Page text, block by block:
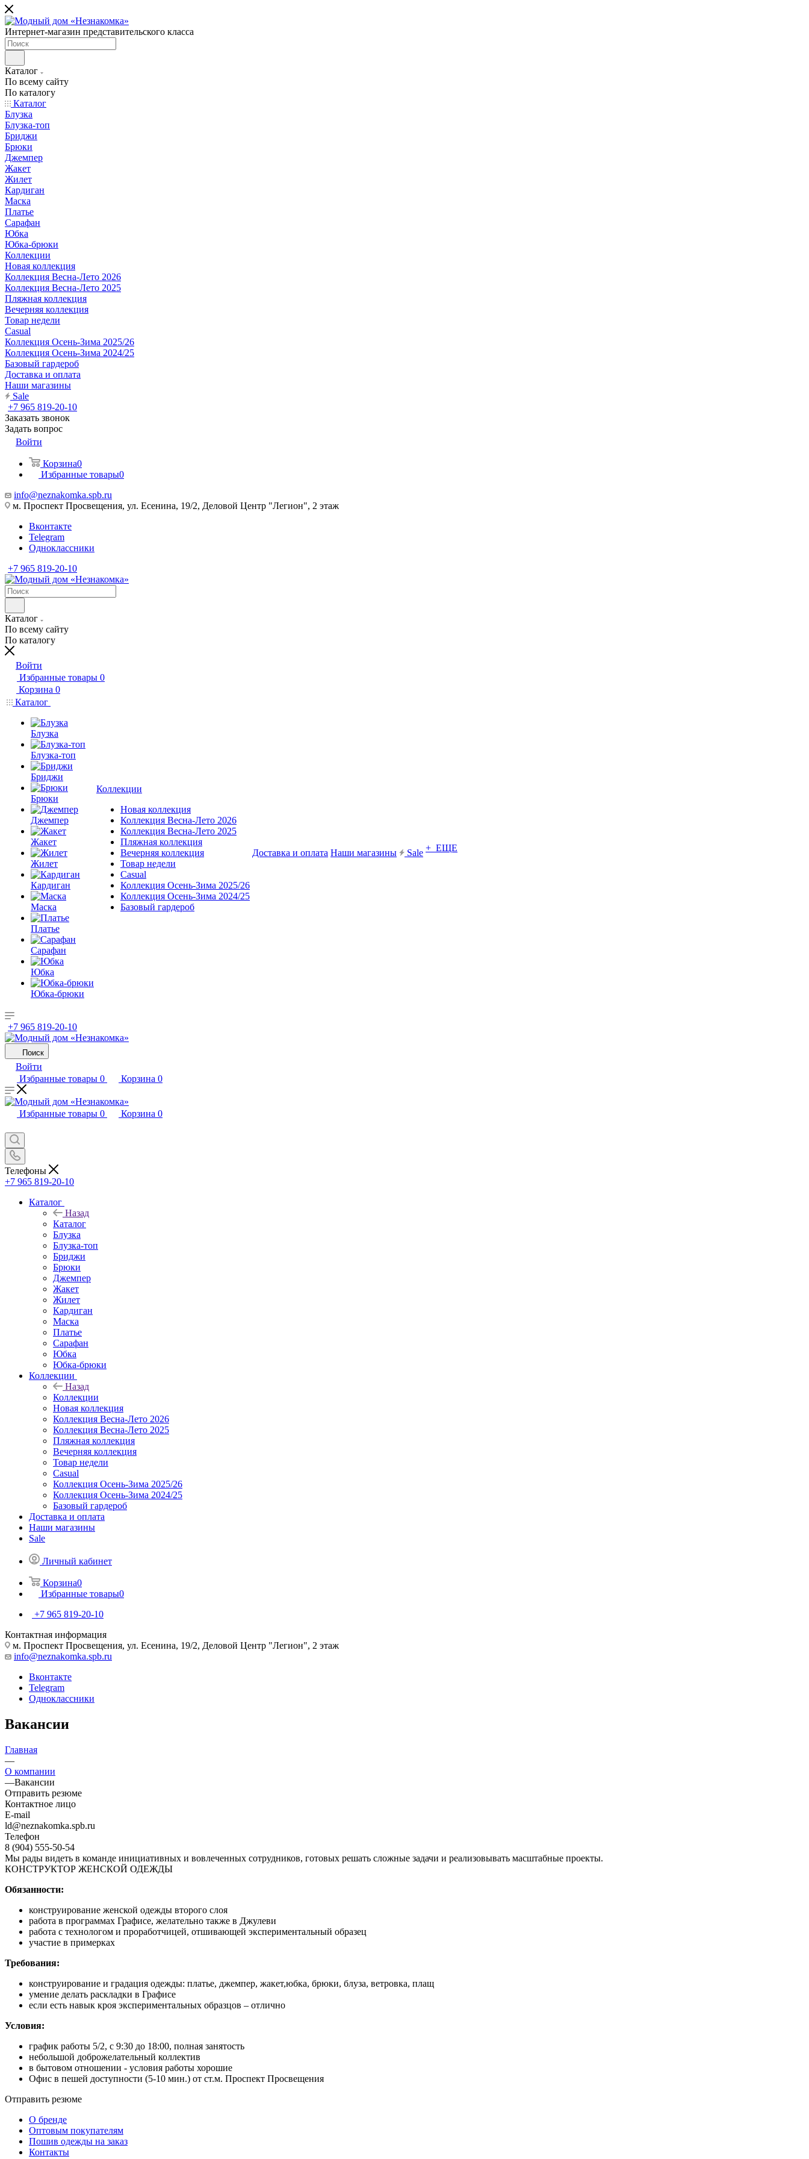
Интернет-магазин представительского класса
Каталог
По всему сайту
По каталогу
Каталог
Блузка
Блузка-топ
Бриджи
Брюки
Джемпер
Жакет
Жилет
Кардиган
Маска
Платье
Сарафан
Юбка
Юбка-брюки
Коллекции
Новая коллекция
Коллекция Весна-Лето 2026
Коллекция Весна-Лето 2025
Пляжная коллекция
Вечерняя коллекция
Товар недели
Casual
Коллекция Осень-Зима 2025/26
Коллекция Осень-Зима 2024/25
Базовый гардероб
Доставка и оплата
Наши магазины
Sale
+7 965 819-20-10
Заказать звонок
Задать вопрос
Войти
Корзина0
Избранные товары0
info@neznakomka.spb.ru
м. Проспект Просвещения, ул. Есенина, 19/2, Деловой Центр "Легион", 2 этаж
Вконтакте
Telegram
Одноклассники
+7 965 819-20-10
Каталог
По всему сайту
По каталогу
Войти
Избранные товары 0
Корзина 0
Каталог
Блузка
Блузка-топ
Бриджи
Брюки
Джемпер
Жакет
Жилет
Кардиган
Маска
Платье
Сарафан
Юбка
Юбка-брюки
Коллекции
Новая коллекция
Коллекция Весна-Лето 2026
Коллекция Весна-Лето 2025
Пляжная коллекция
Вечерняя коллекция
Товар недели
Casual
Коллекция Осень-Зима 2025/26
Коллекция Осень-Зима 2024/25
Базовый гардероб
Доставка и оплата Наши магазины Sale + ЕЩЕ
+7 965 819-20-10
Поиск
Войти
Избранные товары 0 Корзина 0
Избранные товары 0 Корзина 0
Телефоны
+7 965 819-20-10
Каталог
Назад
Каталог
Блузка
Блузка-топ
Бриджи
Брюки
Джемпер
Жакет
Жилет
Кардиган
Маска
Платье
Сарафан
Юбка
Юбка-брюки
Коллекции
Назад
Коллекции
Новая коллекция
Коллекция Весна-Лето 2026
Коллекция Весна-Лето 2025
Пляжная коллекция
Вечерняя коллекция
Товар недели
Casual
Коллекция Осень-Зима 2025/26
Коллекция Осень-Зима 2024/25
Базовый гардероб
Доставка и оплата
Наши магазины
Sale
Личный кабинет
Корзина0
Избранные товары0
+7 965 819-20-10
Контактная информация
м. Проспект Просвещения, ул. Есенина, 19/2, Деловой Центр "Легион", 2 этаж
info@neznakomka.spb.ru
Вконтакте
Telegram
Одноклассники
Вакансии
Главная
—
О компании
—Вакансии
Отправить резюме
Контактное лицо
E-mail
ld@neznakomka.spb.ru
Телефон
8 (904) 555-50-54
Мы рады видеть в команде инициативных и вовлеченных сотрудников, готовых решать сложные задачи и реализовывать масштабные проекты.
КОНСТРУКТОР ЖЕНСКОЙ ОДЕЖДЫ
Обязанности:
конструирование женской одежды второго слоя
работа в программах Графисе, желательно также в Джулеви
работа с технологом и проработчицей, отшивающей экспериментальный образец
участие в примерках
Требования:
конструирование и градация одежды: платье, джемпер, жакет,юбка, брюки, блуза, ветровка, плащ
умение делать раскладки в Графисе
если есть навык кроя экспериментальных образцов – отлично
Условия:
график работы 5/2, с 9:30 до 18:00, полная занятость
небольшой доброжелательный коллектив
в бытовом отношении - условия работы хорошие
Офис в пешей доступности (5-10 мин.) от ст.м. Проспект Просвещения
Отправить резюме
О бренде
Оптовым покупателям
Пошив одежды на заказ
Контакты